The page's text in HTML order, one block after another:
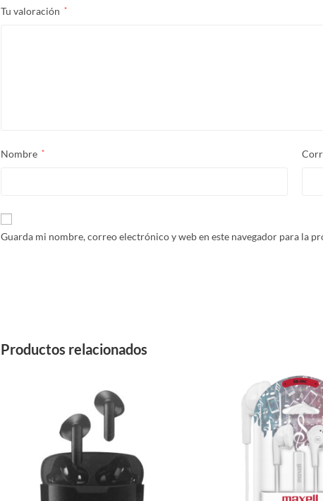
Tu valoración *
Nombre *
Guarda mi nombre, correo electrónico y web en este navegador para la
Productos relacionados